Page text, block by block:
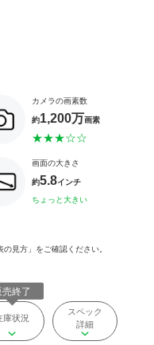
カメラの画素数
約1,200万画素
画面の大きさ
約5.8インチ
見方」をご確認ください。
庫状況
スペック
詳細